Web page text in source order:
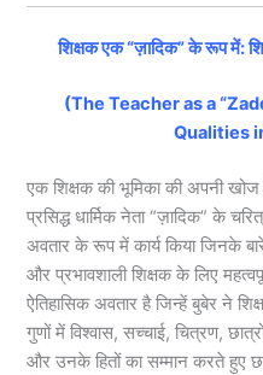
शिक्षक एक “ज़ादिक” के रूप में:
(The Teacher as a
Qualities
एक शिक्षक की भूमिका की अपनी खोज
प्रसिद्ध धार्मिक नेता “ज़ादिक” के
अवतार के रूप में कार्य किया जिनके
और प्रभावशाली शिक्षक के लिए
ऐतिहासिक अवतार है जिन्हें बुबेर ने
गुणों में विश्वास, सच्चाई, चित्रण,
और उनके हितों का सम्मान करते हुए